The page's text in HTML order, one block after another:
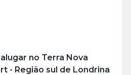
no Terra Nova
- Região sul de Londrina